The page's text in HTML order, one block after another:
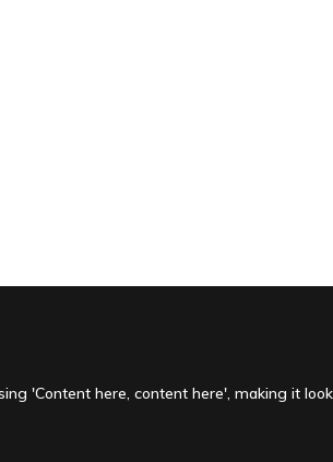
'Content here, content here', making it